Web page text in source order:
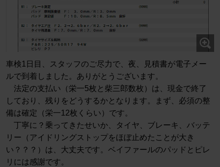
車検1日目、スタッフのご尽力で、夜、見積書が電子メー
ルで到着しました。ありがとうございます。
法定の支払い（栄一5枚と柴三郎数枚）は、現金で終了
しており、残りをどうするかとなります。まず、必須の整
備は確定（栄一12枚くらい）です。
丁寧に？乗ってきたせいか、タイヤ、ブレーキ、バッテ
リー（アイドリングストップをほぼ止めたことが大き
い？？？）は、大丈夫です。ベイファールのパッドとピレ
リには感謝です。